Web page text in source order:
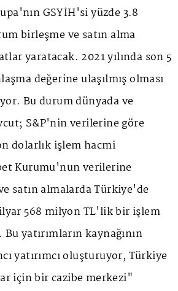
GSYİH'si yüzde 3.8
birleşme ve satın alma
yaratacak. 2021 yılında son 5
değerine ulaşılmış olması
Bu durum dünyada ve
S&P'nin verilerine göre
dolarlık işlem hacmi
Kurumu'nun verilerine
satın almalarda Türkiye'de
568 milyon TL'lik bir işlem
yatırımların kaynağının
yatırımcı oluşturuyor, Türkiye
için bir cazibe merkezi"